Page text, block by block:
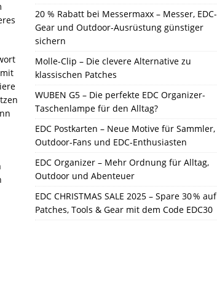
20 % Rabatt bei Messermaxx – Messer, EDC-
Gear und Outdoor-Ausrüstung günstiger
sichern
Molle-Clip – Die clevere Alternative zu
klassischen Patches
WUBEN G5 – Die perfekte EDC Organizer-
Taschenlampe für den Alltag?
EDC Postkarten – Neue Motive für Sammler,
Outdoor-Fans und EDC-Enthusiasten
EDC Organizer – Mehr Ordnung für Alltag,
Outdoor und Abenteuer
EDC CHRISTMAS SALE 2025 – Spare 30 % auf
Patches, Tools & Gear mit dem Code EDC30